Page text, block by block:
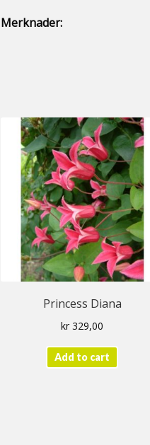
Merknader:
Princess Diana
kr 329,00
Add to cart